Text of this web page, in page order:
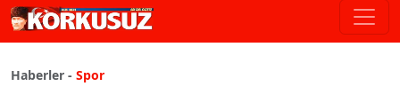
Haberler - Spor